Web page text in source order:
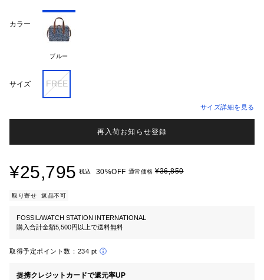
カラー
ブルー
サイズ FREE
サイズ詳細を見る
再入荷お知らせ登録
¥25,795 税込 30%OFF 通常価格 ¥36,850
取り寄せ 返品不可
FOSSIL/WATCH STATION INTERNATIONAL
購入合計金額5,500円以上で送料無料
取得予定ポイント数： 234 pt
提携クレジットカードで還元率UP